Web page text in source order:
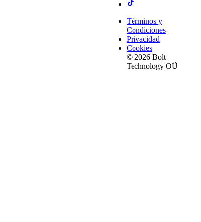
Términos y
Condiciones
Privacidad
Cookies
© 2026 Bolt
Technology OÜ